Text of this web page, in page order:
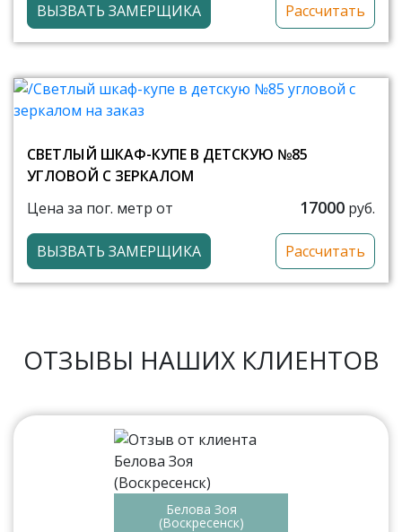
ВЫЗВАТЬ ЗАМЕРЩИКА Рассчитать
СВЕТЛЫЙ ШКАФ-КУПЕ В ДЕТСКУЮ №85
УГЛОВОЙ С ЗЕРКАЛОМ
Цена за пог. метр от
17000 руб.
ВЫЗВАТЬ ЗАМЕРЩИКА Рассчитать
ОТЗЫВЫ НАШИХ КЛИЕНТОВ
Белова Зоя
(Воскресенск)